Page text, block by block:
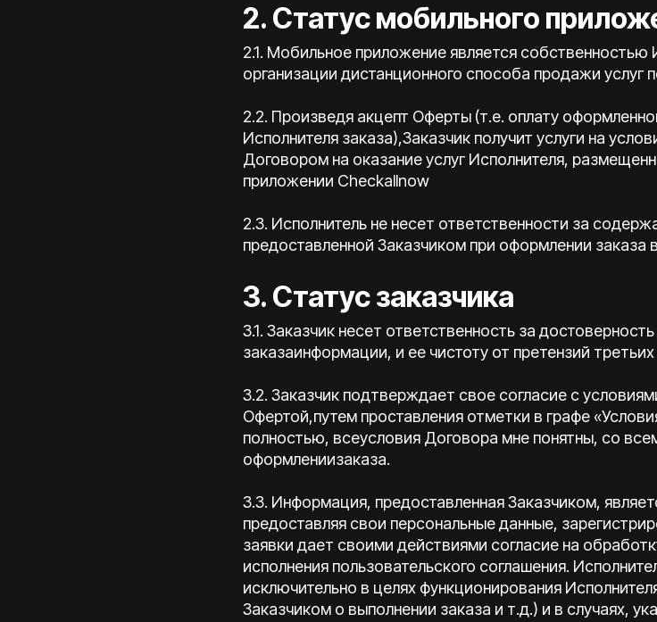
2. Статус мобильного
2.1. Мобильное приложение является собственностью
организации дистанционного способа продажи услуг
2.2. Произведя акцепт Оферты (т.е. оплату
Исполнителя заказа),Заказчик получит услуги на
Договором на оказание услуг Исполнителя,
приложении Checkallnow
2.3. Исполнитель не несет ответственности за
предоставленной Заказчиком при оформлении
3. Статус заказчика
3.1. Заказчик несет ответственность за
заказаинформации, и ее чистоту от претензий третьих
3.2. Заказчик подтверждает свое согласие с
Офертой,путем проставления отметки в графе
полностью, всеусловия Договора мне понятны, со
оформлениизаказа.
3.3. Информация, предоставленная Заказчиком,
предоставляя свои персональные данные,
заявки дает своими действиями согласие на
исполнения пользовательского соглашения.
исключительно в целях функционирования
Заказчиком о выполнении заказа и т.д.) и в случаях,